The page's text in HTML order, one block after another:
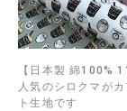
【日本製 綿100%
人気のシロクマが
ト生地です